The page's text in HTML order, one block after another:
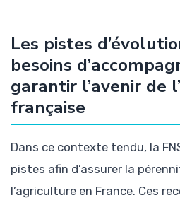
Les pistes
besoins
garantir l’avenir de
française
Dans ce contexte tendu, la
pistes afin d’assurer la
l’agriculture en France. Ces